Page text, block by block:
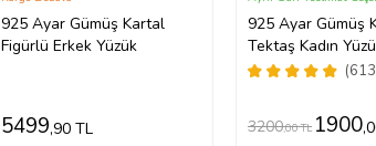
925 Ayar Gümüş Kartal
Figürlü Erkek Yüzük
5499,90 TL
925 Ayar Gümüş
Tektaş Kadın
Kutuda
3200,00 TL 1900